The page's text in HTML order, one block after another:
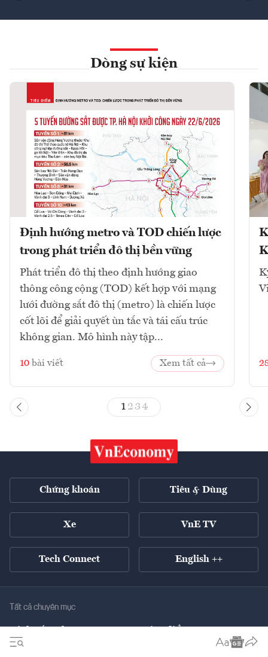
Dòng sự kiện
Định hướng metro và TOD chiến lược
trong phát triển đô thị bền vững
Phát triển đô thị theo định hướng giao
thông công cộng (TOD) kết hợp với mạng
lưới đường sắt đô thị (metro) là chiến lược
cốt lõi để giải quyết ùn tắc và tái cấu trúc
không gian. Mô hình này tập...
10 bài viết Xem tất cả
1 23 4
Chứng khoán Tiêu & Dùng
Xe VnE TV
Tech Connect English ++
Tất cả chuyên mục
Chuyển động xanh